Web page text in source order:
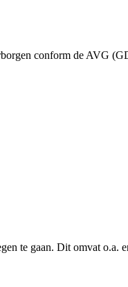
conform de AVG
te gaan. Dit omvat